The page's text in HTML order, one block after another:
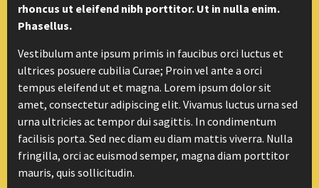
rhoncus ut eleifend nibh porttitor. Ut in nulla enim.
Phasellus.
Vestibulum ante ipsum primis in faucibus orci luctus et
ultrices posuere cubilia Curae; Proin vel ante a orci
tempus eleifend ut et magna. Lorem ipsum dolor sit
amet, consectetur adipiscing elit. Vivamus luctus urna sed
urna ultricies ac tempor dui sagittis. In condimentum
facilisis porta. Sed nec diam eu diam mattis viverra. Nulla
fringilla, orci ac euismod semper, magna diam porttitor
mauris, quis sollicitudin.